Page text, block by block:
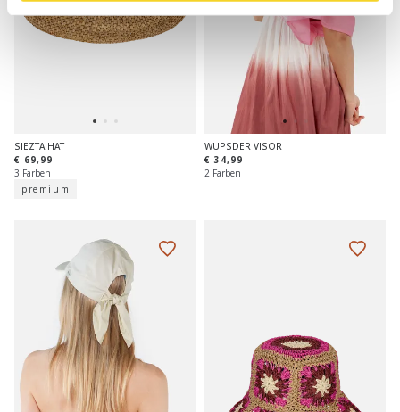
SIEZTA HAT
€ 69,99
3 Farben
premium
WUPSDER VISOR
€ 34,99
2 Farben